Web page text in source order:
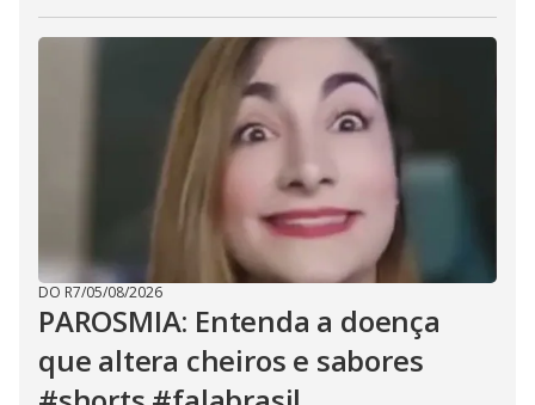
DO R7/05/08/2026
PAROSMIA: Entenda a doença
que altera cheiros e sabores